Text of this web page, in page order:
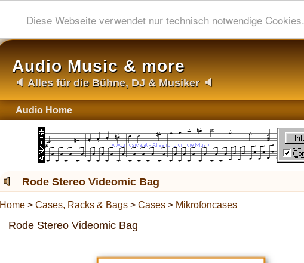
Diese Webseite verwendet nur technisch notwendige Cookies.
Audio Music & more
🔈 Alles für die Bühne, DJ & Musiker 🔈
Audio Home
Rode Stereo Videomic Bag
Home> Cases, Racks & Bags> Cases> Mikrofoncases
Rode Stereo Videomic Bag